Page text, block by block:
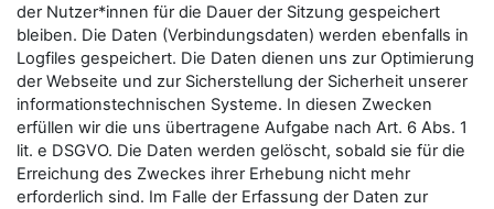
der Nutzer*innen für die Dauer der Sitzung gespeichert
bleiben. Die Daten (Verbindungsdaten) werden ebenfalls in
Logfiles gespeichert. Die Daten dienen uns zur Optimierung
der Webseite und zur Sicherstellung der Sicherheit unserer
informationstechnischen Systeme. In diesen Zwecken
erfüllen wir die uns übertragene Aufgabe nach Art. 6 Abs. 1
lit. e DSGVO. Die Daten werden gelöscht, sobald sie für die
Erreichung des Zweckes ihrer Erhebung nicht mehr
erforderlich sind. Im Falle der Erfassung der Daten zur